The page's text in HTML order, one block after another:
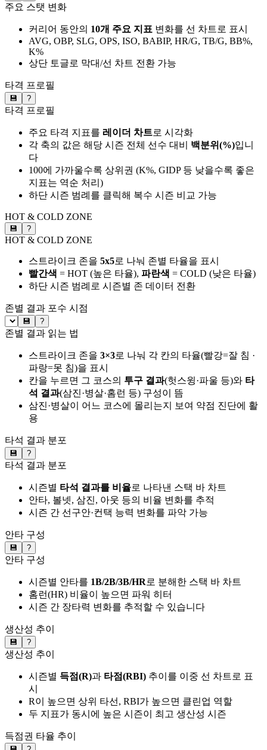
주요 스탯 변화
커리어 동안의 10개 주요 지표 변화를 선 차트로 표시
AVG, OBP, SLG, OPS, ISO, BABIP, HR/G, TB/G, BB%,
K%
상단 토글로 막대/선 차트 전환 가능
타격 프로필
💾 ?
타격 프로필
주요 타격 지표를 레이더 차트로 시각화
각 축의 값은 해당 시즌 전체 선수 대비 백분위(%)입니
다
100에 가까울수록 상위권 (K%, GIDP 등 낮을수록 좋은
지표는 역순 처리)
하단 시즌 범례를 클릭해 복수 시즌 비교 가능
HOT & COLD ZONE
💾 ?
HOT & COLD ZONE
스트라이크 존을 5x5로 나눠 존별 타율을 표시
빨간색 = HOT (높은 타율), 파란색 = COLD (낮은 타율)
하단 시즌 범례로 시즌별 존 데이터 전환
존별 결과 포수 시점
💾 ?
존별 결과 읽는 법
스트라이크 존을 3×3로 나눠 각 칸의 타율(빨강=잘 침 ·
파랑=못 침)을 표시
칸을 누르면 그 코스의 투구 결과(헛스윙·파울 등)와 타
석 결과(삼진·병살·홈런 등) 구성이 뜸
삼진·병살이 어느 코스에 몰리는지 보여 약점 진단에 활
용
타석 결과 분포
💾 ?
타석 결과 분포
시즌별 타석 결과를 비율로 나타낸 스택 바 차트
안타, 볼넷, 삼진, 아웃 등의 비율 변화를 추적
시즌 간 선구안·컨택 능력 변화를 파악 가능
안타 구성
💾 ?
안타 구성
시즌별 안타를 1B/2B/3B/HR로 분해한 스택 바 차트
홈런(HR) 비율이 높으면 파워 히터
시즌 간 장타력 변화를 추적할 수 있습니다
생산성 추이
💾 ?
생산성 추이
시즌별 득점(R)과 타점(RBI) 추이를 이중 선 차트로 표
시
R이 높으면 상위 타선, RBI가 높으면 클린업 역할
두 지표가 동시에 높은 시즌이 최고 생산성 시즌
득점권 타율 추이